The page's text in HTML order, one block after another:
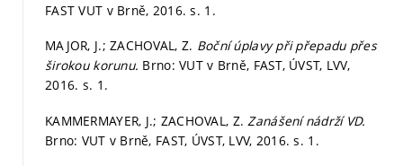
FAST VUT v Brně, 2016.s. 1.
MAJOR, J.; ZACHOVAL, Z. Boční úplavy při přepadu přes
širokou korunu. Brno: VUT v Brně, FAST, ÚVST, LVV,
2016. s. 1.
KAMMERMAYER, J.; ZACHOVAL, Z. Zanášení nádrží VD.
Brno: VUT v Brně, FAST, ÚVST, LVV, 2016.s. 1.